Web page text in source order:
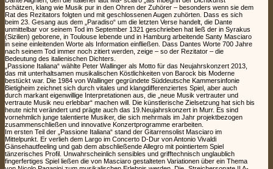
schätzen, klang wie Musik pur in den Ohren der Zuhörer – besonders wenn sie dem
Rat des Rezitators folgten und mit geschlossenen Augen zuhörten. Dass es sich
beim 23. Gesang aus dem „Paradiso“ um die letzten Verse handelt, die Dante
unmittelbar vor seinem Tod im September 1321 geschrieben hat ließ der in Syrakus
(Sizilien) geborene, in Toulouse lebende und in Hamburg arbeitende Santy Masciaro
in seine einleitenden Worte als Information einfließen. Dass Dantes Worte 700 Jahre
nach seinem Tod immer noch zitiert werden, zeige – so der Rezitator – die
Bedeutung des italienischen Dichters.
„Passione Italiana“ wählte Peter Wallinger als Motto für das Neujahrskonzert 2013,
das mit unterhaltsamen musikalischen Köstlichkeiten von Barock bis Moderne
bestückt war. Die 1984 von Wallinger gegründete Süddeutsche Kammersinfonie
Bietigheim zeichnet sich durch vitales und klangdifferenziertes Spiel, aber auch
durch markant eigenwillige Interpretationen aus, die „neue Musik vertrauter und
vertraute Musik neu erlebbar“ machen will. Die künstlerische Zielsetzung hat sich bis
heute nicht verändert und prägte auch das 19.Neujahrskonzert in Murr. Es sind
vornehmlich junge talentierte Musiker, die sich mehrmals im Jahr projektbezogen
zusammenschließen und innovative Konzertprogramme erarbeiten.
Im ersten Teil der „Passione Italiana“ stand der Gitarrensolist Masciaro im
Mittelpunkt. Er verlieh dem Largo im Concerto D-Dur von Antonio Vivaldi
Gänsehautfeeling und gab dem abschließende Allegro mit pointiertem Spiel
tänzerisches Profil. Unwahrscheinlich sensibles und grifftechnisch unglaublich
fingerfertiges Spiel ließen die von Masciaro gestalteten Variationen über ein Thema